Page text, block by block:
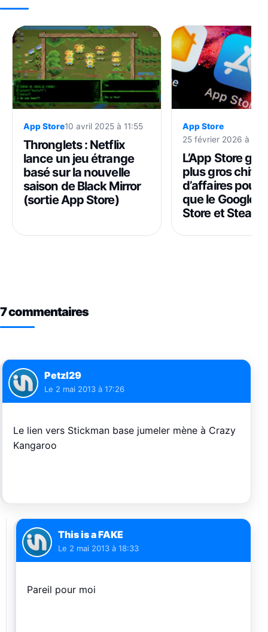
App Store10 avril 2025 à 11:55
Thronglets : Netflix
lance un jeu étrange
basé sur la nouvelle
saison de Black Mirror
(sortie App Store)
App Store
25 février 2026 à
L’App Store
plus gros
d’affaires pour
que le Google
Store et Steam
7 commentaires
Petzl29
Le 2 mai 2013 à 17:26
Le lien vers Stickman base jumeler mène à Crazy
Kangaroo
This is a FAKE
Le 2 mai 2013 à 18:33
Pareil pour moi